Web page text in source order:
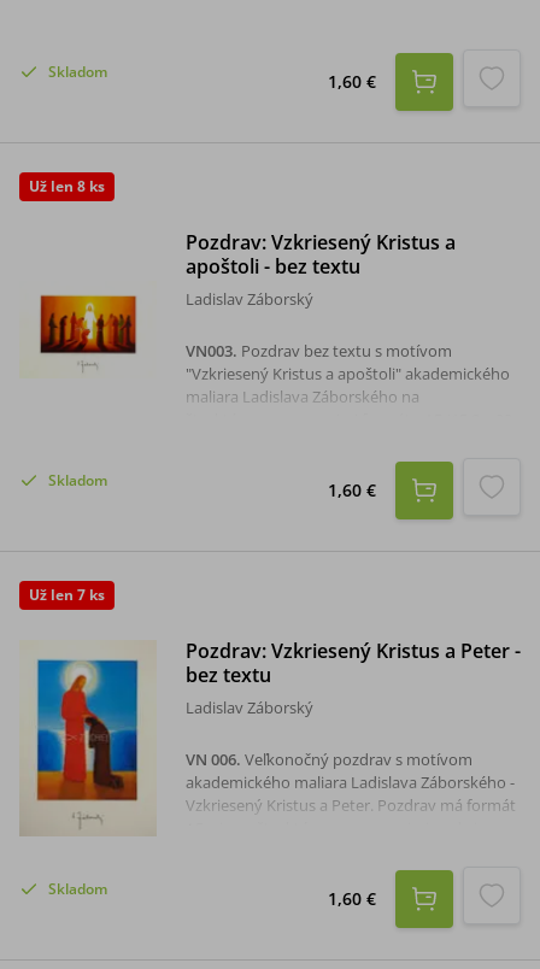
Skladom 1,60 €
Už len 8 ks
Pozdrav: Vzkriesený Kristus a
apoštoli - bez textu
Ladislav Záborský
VN003. Pozdrav bez textu s motívom
"Vzkriesený Kristus a apoštoli" akademického
maliara Ladislava Záborského na
Skladom 1,60 €
Už len 7 ks
Pozdrav: Vzkriesený Kristus a Peter -
bez textu
Ladislav Záborský
VN 006. Veľkonočný pozdrav s motívom
akademického maliara Ladislava Záborského -
Vzkriesený Kristus a Peter. Pozdrav má formát
Skladom 1,60 €